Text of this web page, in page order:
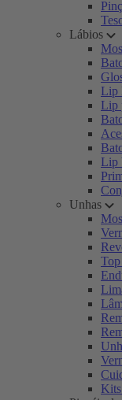
Lábios
Lip
Lip
Lip
Unhas